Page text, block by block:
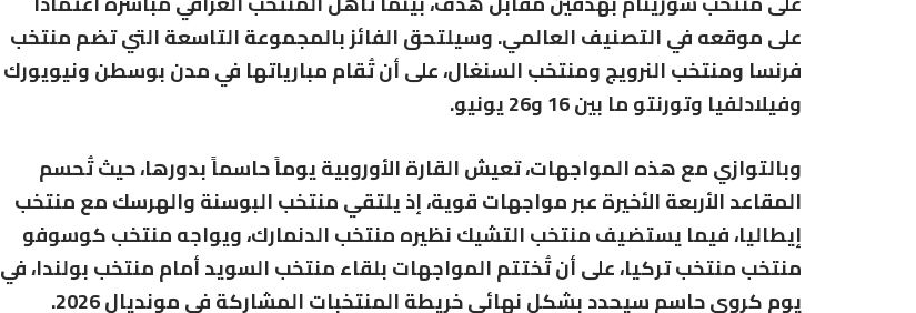
على موقعه في التصنيف العالمي. وسيلتحق الفائز بالمجموعة التاسعة التي تضممنتخب
فرنسا ومنتخب النرويجومنتخب السنغال، على أن تُقام مبارياتها في مدن بوسطن ونيويورك
وفيلادلفيا وتورنتو ما بين 16 و26 يونيو.
وبالتوازي مع هذه المواجهات، تعيش القارة الأوروبية يوماً حاسماً بدورها، حيث تُحسم
المقاعد الأربعة الأخيرة عبر مواجهات قوية، إذ يلتقيمنتخب البوسنة والهرسكمعمنتخب
إيطاليا، فيما يستضيفمنتخب التشيكنظيرهمنتخب الدنمارك، ويواجهمنتخب كوسوفو
منتخبمنتخب تركيا، على أن تُختتم المواجهات بلقاءمنتخب السويدأماممنتخب بولندا، في
يوم كروي حاسم سيحدد بشكل نهائي خريطة المنتخبات المشاركة في مونديال 2026.